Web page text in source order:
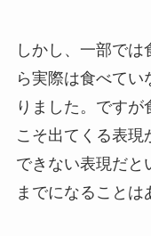
しかし、一部で
ら実際は食べて
りました。ですが
こそ出てくる表現
できない表現だと
までになることは